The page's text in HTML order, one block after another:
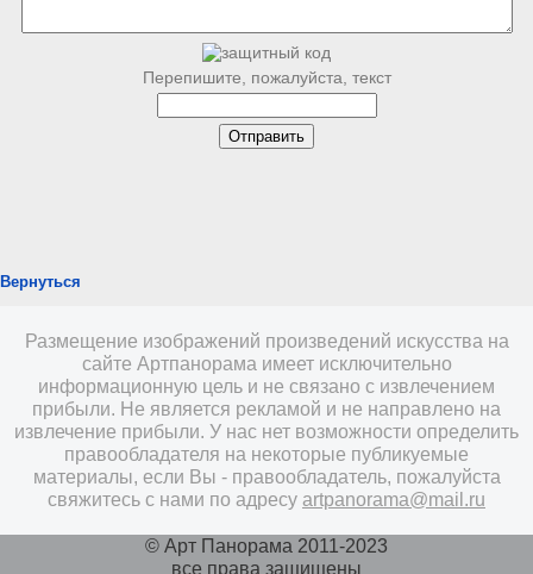
Перепишите, пожалуйста, текст
Вернуться
Размещение изображений произведений искусства на
сайте Артпанорама имеет исключительно
информационную цель и не связано с извлечением
прибыли. Не является рекламой и не направлено на
извлечение прибыли. У нас нет возможности определить
правообладателя на некоторые публикуемые
материалы, если Вы - правообладатель, пожалуйста
свяжитесь с нами по адресу artpanorama@mail.ru
© Арт Панорама 2011-2023
все права защищены